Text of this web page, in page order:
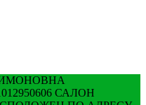
САЛОН